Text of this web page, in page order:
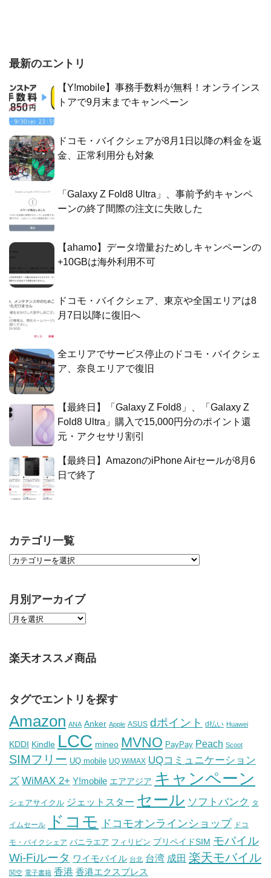
最新のエントリ
【Y!mobile】事務手数料が無料！オンラインス
トアで9月末までキャンペーン
ドコモ・バイクシェアが8月1日以降の料金を返
金、正常利用分も対象
「Galaxy Z Fold8 Ultra」、事前予約キャンペ
ーンの終了間際の注文に失敗した
【ahamo】データ増量おためしキャンペーンの
+10GBは海外利用不可
ドコモ・バイクシェア、東京や全国エリアは8
月7日以降に復旧へ
全エリアでサービス停止のドコモ・バイクシェ
ア、奈良エリアで復旧
【最終日】「Galaxy Z Fold8」、「Galaxy Z
Fold8 Ultra」購入で15,000円分のポイント還
元・アクセサリ割引
【最終日】AmazonのiPhone Airセールが8月6
日で終了
カテゴリ一覧
月別アーカイブ
楽天オススメ商品
タグでエントリを探す
Amazon ANA Anker Apple ASUS dポイント d払い Huawei
KDDI Kindle LCC mineo MVNO PayPay Peach Scoot
SIMフリー UQ mobile UQ WiMAX UQコミュニケーション
ズ WiMAX 2+ Y!mobile エアアジア キャンペーン
シェアサイクル ジェットスター セール ソフトバンク タ
イムセール ドコモ ドコモオンラインショップ ドコ
モ・バイクシェア バニラエア フィリピン プリペイドSIM モバイル
Wi-Fiルータ ワイモバイル 台北 台湾 成田 楽天モバイル
関空 電子書籍 香港 香港エクスプレス